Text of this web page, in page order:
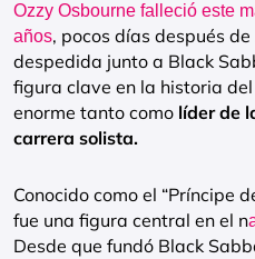
Ozzy Osbourne falleció este
años, pocos días después
despedida junto a Black
figura clave en la historia
enorme tanto como líder de
carrera solista.
Conocido como el “Príncipe
fue una figura central en el n
Desde que fundó Black